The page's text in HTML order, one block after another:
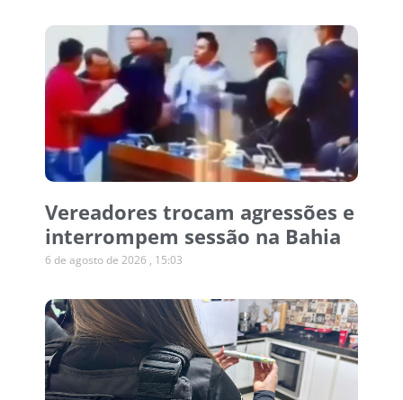
Vereadores trocam agressões e
interrompem sessão na Bahia
6 de agosto de 2026 15:03